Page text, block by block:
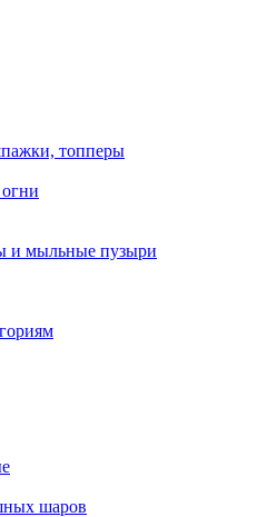
топперы
и мыльные пузыри
шаров